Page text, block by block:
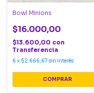
Bowl Minions
$16.000,00
$13.600,00 con
Transferencia
6 x $2.666,67 sin interés